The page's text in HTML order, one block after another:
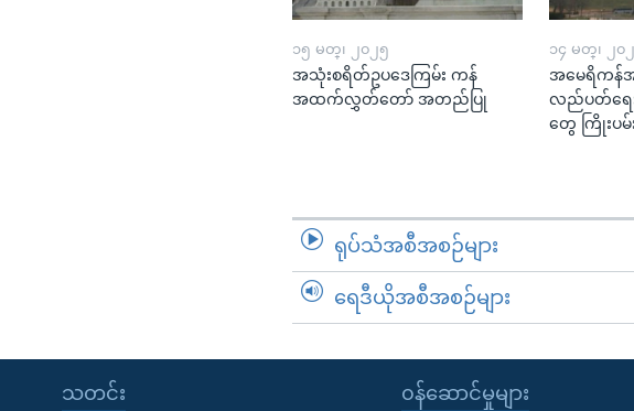
၁၅ မတ္၊ ၂၀၂၅
အသုံးစရိတ်ဥပဒေကြမ်း ကန်
အထက်လွှတ်တော် အတည်ပြု
၁၄ မတ္၊ ၂၀
အမေရိကန်
လည်ပတ်ရေ
တွေ ကြိုးပမ်
ရုပ်သံအစီအစဉ်များ
ရေဒီယိုအစီအစဉ်များ
သတင်း ၀န်ဆောင်မှုများ